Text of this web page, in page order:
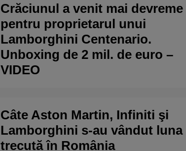
Crăciunul a venit mai devreme
pentru proprietarul unui
Lamborghini Centenario.
Unboxing de 2 mil. de euro –
VIDEO
Câte Aston Martin, Infiniti şi
Lamborghini s-au vândut luna
trecută în România